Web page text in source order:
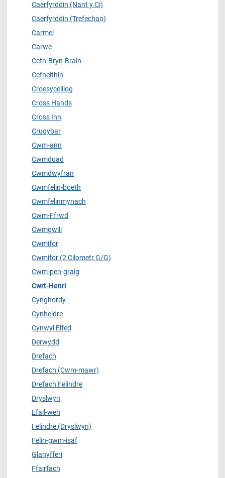
Caerfyrddin (Nant y Ci)
Caerfyrddin (Trefechan)
Carmel
Carwe
Cefn-Bryn-Brain
Cefneithin
Croesyceiliog
Cross Hands
Cross Inn
Crugybar
Cwm-ann
Cwmduad
Cwmdwyfran
Cwmfelin-boeth
Cwmfelinmynach
Cwm-Ffrwd
Cwmgwili
Cwmifor
Cwmifor (2 Cilometr G/G)
Cwm-pen-graig
Cwrt-Henri
Cynghordy
Cynheidre
Cynwyl Elfed
Derwydd
Drefach
Drefach (Cwm-mawr)
Drefach Felindre
Dryslwyn
Efail-wen
Felindre (Dryslwyn)
Felin-gwm-isaf
Glanyfferi
Ffairfach